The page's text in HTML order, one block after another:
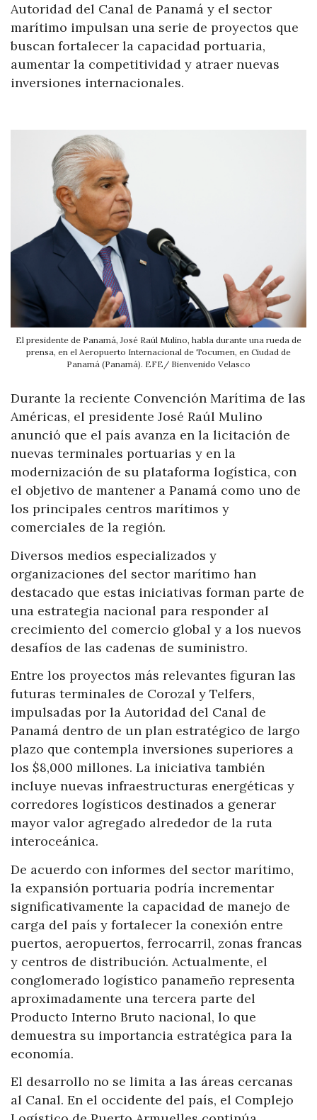
Autoridad del Canal de Panamá y el sector
marítimo impulsan una serie de proyectos que
buscan fortalecer la capacidad portuaria,
aumentar la competitividad y atraer nuevas
inversiones internacionales.
El presidente de Panamá, José Raúl Mulino, habla durante una rueda de
prensa, en el Aeropuerto Internacional de Tocumen, en Ciudad de
Panamá (Panamá). EFE/ Bienvenido Velasco
Durante la reciente Convención Marítima de las
Américas, el presidente José Raúl Mulino
anunció que el país avanza en la licitación de
nuevas terminales portuarias y en la
modernización de su plataforma logística, con
el objetivo de mantener a Panamá como uno de
los principales centros marítimos y
comerciales de la región.
Diversos medios especializados y
organizaciones del sector marítimo han
destacado que estas iniciativas forman parte de
una estrategia nacional para responder al
crecimiento del comercio global y a los nuevos
desafíos de las cadenas de suministro.
Entre los proyectos más relevantes figuran las
futuras terminales de Corozal y Telfers,
impulsadas por la Autoridad del Canal de
Panamá dentro de un plan estratégico de largo
plazo que contempla inversiones superiores a
los $8,000 millones. La iniciativa también
incluye nuevas infraestructuras energéticas y
corredores logísticos destinados a generar
mayor valor agregado alrededor de la ruta
interoceánica.
De acuerdo con informes del sector marítimo,
la expansión portuaria podría incrementar
significativamente la capacidad de manejo de
carga del país y fortalecer la conexión entre
puertos, aeropuertos, ferrocarril, zonas francas
y centros de distribución. Actualmente, el
conglomerado logístico panameño representa
aproximadamente una tercera parte del
Producto Interno Bruto nacional, lo que
demuestra su importancia estratégica para la
economía.
El desarrollo no se limita a las áreas cercanas
al Canal. En el occidente del país, el Complejo